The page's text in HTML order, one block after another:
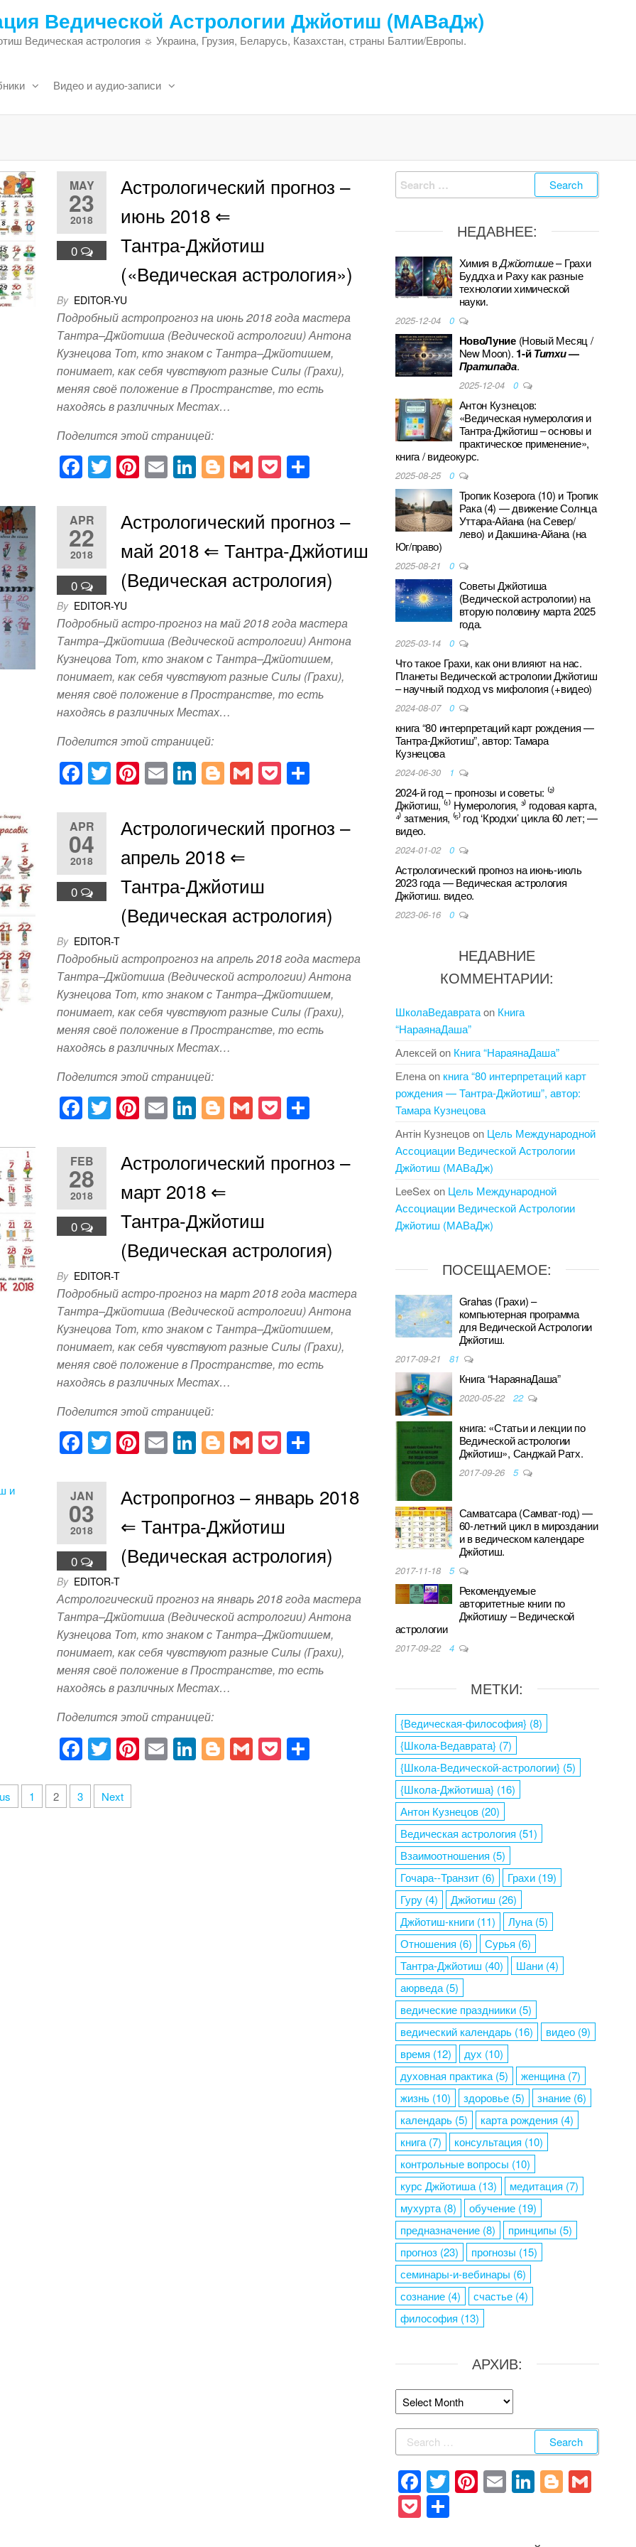
Ведической Астрологии Джйотиш (МАВаДж)
Ведическая астрология ☼ Украина, Грузия, Беларусь, Казахстан, страны Балтии/Европы.
Видео и аудио-записи
MAY
23
2018
0
Астрологический прогноз –
июнь 2018 ⇐
Тантра-Джйотиш
(«Ведическая астрология»)
By EDITOR-YU
Подробный астропрогноз на июнь 2018 года мастера
Тантра–Джйотиша (Ведической астрологии) Антона
Кузнецова Тот, кто знаком с Тантра–Джйотишем,
понимает, как себя чувствуют разные Силы (Грахи),
меняя своё положение в Пространстве, то есть
находясь в различных Местах…
Поделится этой страницей:
F
c
e
b
o
o
k
T
tt
er
Pi
er
e
st
E
ail
Li
k
e
dI
n
Bl
g
g
er
G
ail
P
ck
et
ar
e
APR
22
2018
0
Астрологический прогноз –
май 2018 ⇐Тантра-Джйотиш
(Ведическая астрология)
By EDITOR-YU
Подробный астро-прогноз на май 2018 года мастера
Тантра–Джйотиша (Ведической астрологии) Антона
Кузнецова Тот, кто знаком с Тантра–Джйотишем,
понимает, как себя чувствуют разные Силы (Грахи),
меняя своё положение в Пространстве, то есть
находясь в различных Местах…
Поделится этой страницей:
F
a
c
e
b
o
o
k
T
wi
tt
er
Pi
nt
er
e
st
E
m
ail
Li
n
k
e
dI
n
Bl
o
g
g
er
G
m
ail
P
o
ck
et
ar
e
APR
04
2018
0
Астрологический прогноз –
апрель 2018 ⇐
Тантра-Джйотиш
(Ведическая астрология)
By EDITOR-T
Подробный астропрогноз на апрель 2018 года мастера
Тантра–Джйотиша (Ведической астрологии) Антона
Кузнецова Тот, кто знаком с Тантра–Джйотишем,
понимает, как себя чувствуют разные Силы (Грахи),
меняя своё положение в Пространстве, то есть
находясь в различных Местах…
Поделится этой страницей:
F
a
c
e
b
o
o
k
T
wi
tt
er
Pi
nt
er
e
st
E
m
ail
Li
n
k
e
dI
n
Bl
o
g
g
er
G
m
ail
P
o
ck
et
ar
e
FEB
28
2018
0
Астрологический прогноз –
март 2018 ⇐
Тантра-Джйотиш
(Ведическая астрология)
By EDITOR-T
Подробный астро-прогноз на март 2018 года мастера
Тантра–Джйотиша (Ведической астрологии) Антона
Кузнецова Тот, кто знаком с Тантра–Джйотишем,
понимает, как себя чувствуют разные Силы (Грахи),
меняя своё положение в Пространстве, то есть
находясь в различных Местах…
Поделится этой страницей:
F
c
e
b
o
o
k
T
tt
er
Pi
er
e
st
E
ail
Li
k
e
dI
n
Bl
g
g
er
G
ail
P
ck
et
ar
e
JAN
03
2018
0
Астропрогноз – январь 2018
⇐ Тантра-Джйотиш
(Ведическая астрология)
By EDITOR-T
Астрологический прогноз на январь 2018 года мастера
Тантра–Джйотиша (Ведической астрологии) Антона
Кузнецова Тот, кто знаком с Тантра–Джйотишем,
понимает, как себя чувствуют разные Силы (Грахи),
меняя своё положение в Пространстве, то есть
находясь в различных Местах…
Поделится этой страницей:
F
a
c
e
T
wi
tt
er
Pi
nt
E
m
Li
n
Bl
o
G
m
P
o
1 2 3 Next
Search
for:
НЕДАВНЕЕ:
Химия вДжйотише – Грахи
Буддха и Раху как разные
технологии химической
науки.
2025-12-04 0
НовоЛуние(Новый Месяц /
New Moon). 1-йТитхи—
Пратипада.
2025-12-04 0
Антон Кузнецов:
«Ведическая нумерология и
Тантра-Джйотиш – основы и
практическое применение»,
книга / видеокурс.
2025-08-25 0
Тропик Козерога (10) и Тропик
Рака (4) — движение Солнца
Уттара-Айана (на Север/
лево) и Дакшина-Айана (на
Юг/право)
2025-08-21 0
Советы Джйотиша
(Ведической астрологии) на
вторую половину марта 2025
года.
2025-03-14 0
Что такое Грахи, как они влияют на нас.
Планеты Ведической астрологии Джйотиш
– научный подход vs мифология (+видео)
2024-08-07 0
книга “80 интерпретаций карт рождения —
Тантра-Джйотиш”, автор: Тамара
Кузнецова
2024-06-30 1
2024-й год – прогнозы и советы: ⁽²⁾
Джйотиш, ⁽¹⁾ Нумерология, ³⁾ годовая карта,
⁴⁾ затмения, ⁽⁵⁾ год ‘Кродхи’ цикла 60 лет; —
видео.
2024-01-02 0
Астрологический прогноз на июнь-июль
2023 года — Ведическая астрология
Джйотиш. видео.
2023-06-16 0
НЕДАВНИЕ
КОММЕНТАРИИ:
ШколаВедавратаon Книга
“НараянаДаша”
Алексейon Книга “НараянаДаша”
Еленаon книга “80 интерпретаций карт
рождения — Тантра-Джйотиш”, автор:
Тамара Кузнецова
Антін Кузнецовon Цель Международной
Ассоциации Ведической Астрологии
Джйотиш (МАВаДж)
LeeSex on Цель Международной
Ассоциации Ведической Астрологии
Джйотиш (МАВаДж)
ПОСЕЩАЕМОЕ:
Grahas (Грахи) –
компьютерная программа
для Ведической Астрологии
Джйотиш.
2017-09-21 81
Книга “НараянаДаша”
2020-05-22 22
книга: «Статьи и лекции по
Ведической астрологии
Джйотиш», Санджай Ратх.
2017-09-26 5
Самватсара (Самват-год) —
60-летний цикл в мироздании
и в ведическом календаре
Джйотиш.
2017-11-18 5
Рекомендуемые
авторитетные книги по
Джйотишу – Ведической
астрологии
2017-09-22 4
МЕТКИ:
{Ведическая-философия} (8)
{Школа-Ведаврата} (7)
{Школа-Ведической-астрологии} (5)
{Школа-Джйотиша} (16)
Антон Кузнецов(20)
Ведическая астрология (51)
Взаимоотношения (5)
Гочара--Транзит(6) Грахи(19)
Гуру(4) Джйотиш (26)
Джйотиш-книги(11) Луна(5)
Отношения (6) Сурья (6)
Тантра-Джйотиш (40) Шани(4)
аюрведа(5)
ведические праздниики(5)
ведический календарь(16) видео(9)
время (12) дух (10)
духовная практика(5) женщина(7)
жизнь(10) здоровье(5) знание(6)
календарь(5) карта рождения (4)
книга(7) консультация (10)
контрольные вопросы (10)
курс Джйотиша(13) медитация (7)
мухурта(8) обучение(19)
предназначение(8) принципы (5)
прогноз(23) прогнозы (15)
семинары-и-вебинары (6)
сознание(4) счастье(4)
философия (13)
АРХИВ:
Архив:
Search
for:
F
a
c
T
wi
tt
Pi
nt
E
m
Li
n
Bl
o
G
P
o
S